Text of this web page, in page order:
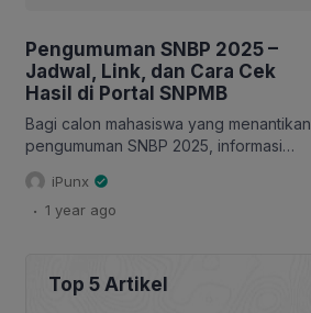
Pengumuman SNBP 2025 –
Jadwal, Link, dan Cara Cek
Hasil di Portal SNPMB
Bagi calon mahasiswa yang menantikan
pengumuman SNBP 2025, informasi
mengenai jadwal, jam, link, dan cara
cek hasil di Portal SNPMB sangat
penting. Kali ini akan membahas secara
mengecek hasil seleksi dan alternatif
link mirror yang bisa digunakan. Oleh
iPunx
. 1 year ago
Top 5 Artikel